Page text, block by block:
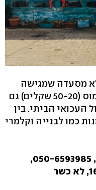
מסעדה שמגישה
בנוסף ל-20 סוגים שונים של חומוס (50-20 שקלים) גם
העכואי הביתי. בין
כמו לבנייה וקלמרי
צמוד למגדלור של עכו העתיקה, 050-6593985,